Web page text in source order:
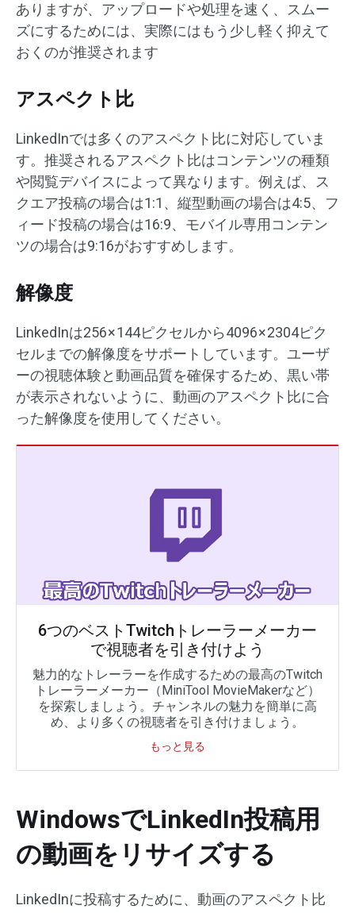
ありますが、アップロードや処理を速く、スムー
ズにするためには、実際にはもう少し軽く抑えて
おくのが推奨されます
アスペクト比
LinkedInでは多くのアスペクト比に対応していま
す。推奨されるアスペクト比はコンテンツの種類
や閲覧デバイスによって異なります。例えば、ス
クエア投稿の場合は1:1、縦型動画の場合は4:5、フ
ィード投稿の場合は16:9、モバイル専用コンテン
ツの場合は9:16がおすすめします。
解像度
LinkedInは256 × 144ピクセルから4096 × 2304ピク
セルまでの解像度をサポートしています。ユーザ
ーの視聴体験と動画品質を確保するため、黒い帯
が表示されないように、動画のアスペクト比に合
った解像度を使用してください。
6つのベストTwitchトレーラーメーカー
で視聴者を引き付けよう
魅力的なトレーラーを作成するための最高のTwitch
トレーラーメーカー（MiniTool MovieMakerなど）
を探索しましょう。チャンネルの魅力を簡単に高
め、より多くの視聴者を引き付けましょう。
もっと見る
WindowsでLinkedIn投稿用
の動画をリサイズする
LinkedInに投稿するために、動画のアスペクト比